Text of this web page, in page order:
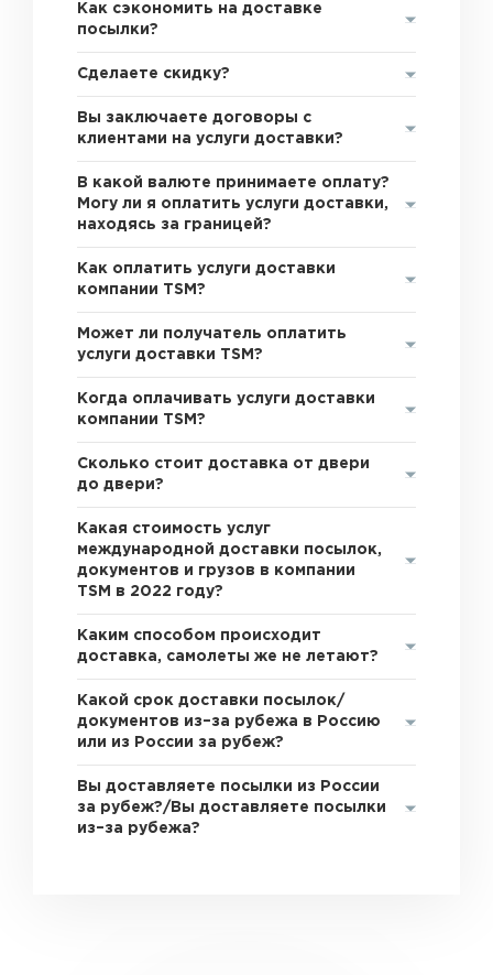
Как сэкономить на доставке
посылки?
Сделаете скидку?
Вы заключаете договоры с
клиентами на услуги доставки?
В какой валюте принимаете оплату?
Могу ли я оплатить услуги доставки,
находясь за границей?
Как оплатить услуги доставки
компании TSM?
Может ли получатель оплатить
услуги доставки TSM?
Когда оплачивать услуги доставки
компании TSM?
Сколько стоит доставка от двери
до двери?
Какая стоимость услуг
международной доставки посылок,
документов и грузов в компании
TSM в 2022 году?
Каким способом происходит
доставка, самолеты же не летают?
Какой срок доставки посылок/
документов из–за рубежа в Россию
или из России за рубеж?
Вы доставляете посылки из России
за рубеж?/Вы доставляете посылки
из–за рубежа?